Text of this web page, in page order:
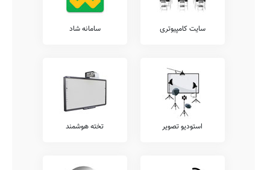
سایت کامپیوتری سامانه شاد
استودیو تصویر تخته هوشمند